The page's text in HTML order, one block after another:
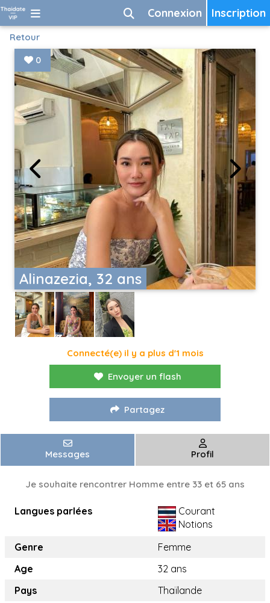
Inscription
Connexion
Retour
Alinazezia, 32 ans
0
Connecté(e) il y a plus d'1 mois
Envoyer un flash
Partagez
Messages Profil
Je souhaite rencontrer Homme entre 33 et 65 ans
Langues parlées
Courant
Notions
Genre
Femme
Age
32 ans
Pays
Thaïlande